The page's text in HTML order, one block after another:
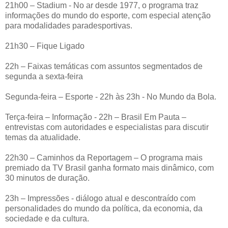
21h00 – Stadium - No ar desde 1977, o programa traz
informações do mundo do esporte, com especial atenção
para modalidades paradesportivas.
21h30 – Fique Ligado
22h – Faixas temáticas com assuntos segmentados de
segunda a sexta-feira
Segunda-feira – Esporte - 22h às 23h - No Mundo da Bola.
Terça-feira – Informação - 22h – Brasil Em Pauta –
entrevistas com autoridades e especialistas para discutir
temas da atualidade.
22h30 – Caminhos da Reportagem – O programa mais
premiado da TV Brasil ganha formato mais dinâmico, com
30 minutos de duração.
23h – Impressões - diálogo atual e descontraído com
personalidades do mundo da política, da economia, da
sociedade e da cultura.